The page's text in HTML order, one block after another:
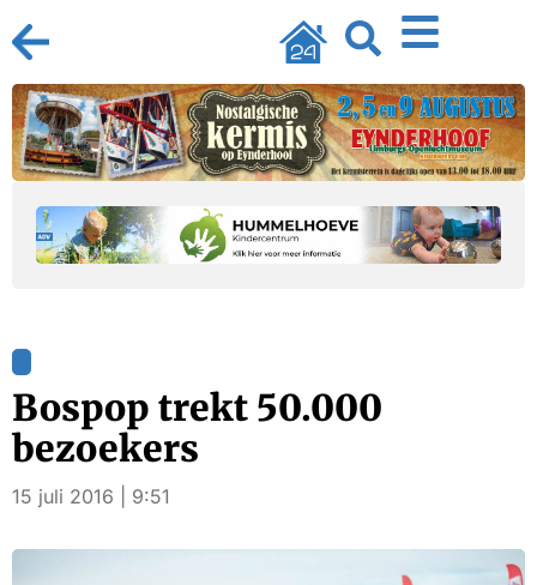
Bospop trekt 50.000
bezoekers
15 juli 2016 | 9:51